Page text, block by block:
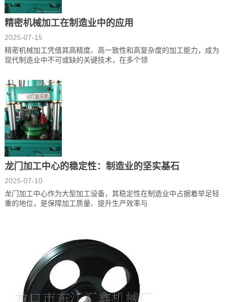
精密机械加工在制造业中的应用
2025-07-15
精密机械加工凭借其高精度、高一致性和高复杂度的加工能力，成为
现代制造业中不可或缺的关键技术，在多个领
龙门加工中心的稳定性：制造业的坚实基石
2025-07-10
龙门加工中心作为大型加工设备，其稳定性在制造业中占据着举足轻
重的地位，是保障加工质量、提升生产效率与